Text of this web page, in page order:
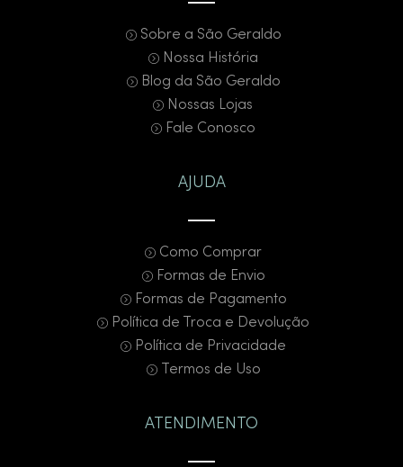
Sobre a São Geraldo
Nossa História
Blog da São Geraldo
Nossas Lojas
Fale Conosco
AJUDA
Como Comprar
Formas de Envio
Formas de Pagamento
Política de Troca e Devolução
Política de Privacidade
Termos de Uso
ATENDIMENTO